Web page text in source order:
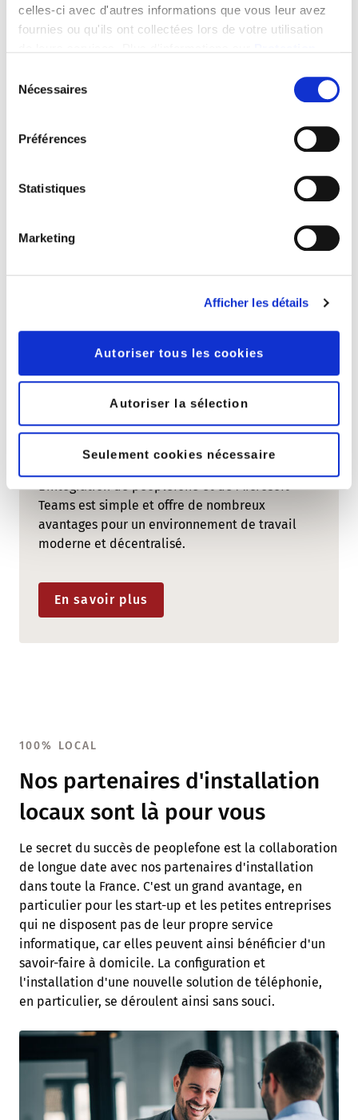
celles-ci avec d'autres informations que vous leur avez
fournies ou qu'ils ont collectées lors de votre utilisation
Nécessaires
Préférences
Statistiques
Marketing
Afficher les détails
Autoriser tous les cookies
Autoriser la sélection
Seulement cookies nécessaire
qui répond à presque tous les besoins. Nous
recommandons la mise en place de
PLATEFORME DE COLLABORATION
peoplefone MICROSOFT TEAMS
L'intégration de peoplefone et de Microsoft
Teams est simple et offre de nombreux
avantages pour un environnement de travail
moderne et décentralisé.
En savoir plus
100% LOCAL
Nos partenaires d'installation
locaux sont là pour vous
Le secret du succès de peoplefone est la collaboration
de longue date avec nos partenaires d'installation
dans toute la France. C'est un grand avantage, en
particulier pour les start-up et les petites entreprises
qui ne disposent pas de leur propre service
informatique, car elles peuvent ainsi bénéficier d'un
savoir-faire à domicile. La configuration et
l'installation d'une nouvelle solution de téléphonie,
en particulier, se déroulent ainsi sans souci.